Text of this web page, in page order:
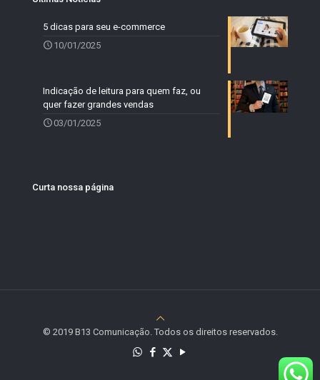
5 dicas para seu e-commerce
10/01/2025
Indicação de leitura para quem faz, ou
quer fazer grandes vendas
03/01/2025
Curta nossa página
© 2019 B13 Comunicação. Todos os direitos reservados.